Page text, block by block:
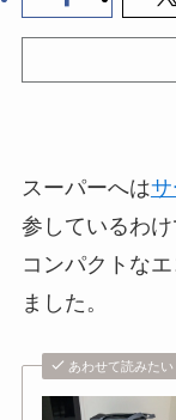
スーパーへは
参しているわ
コンパクトな
ました。
あわせて読みたい